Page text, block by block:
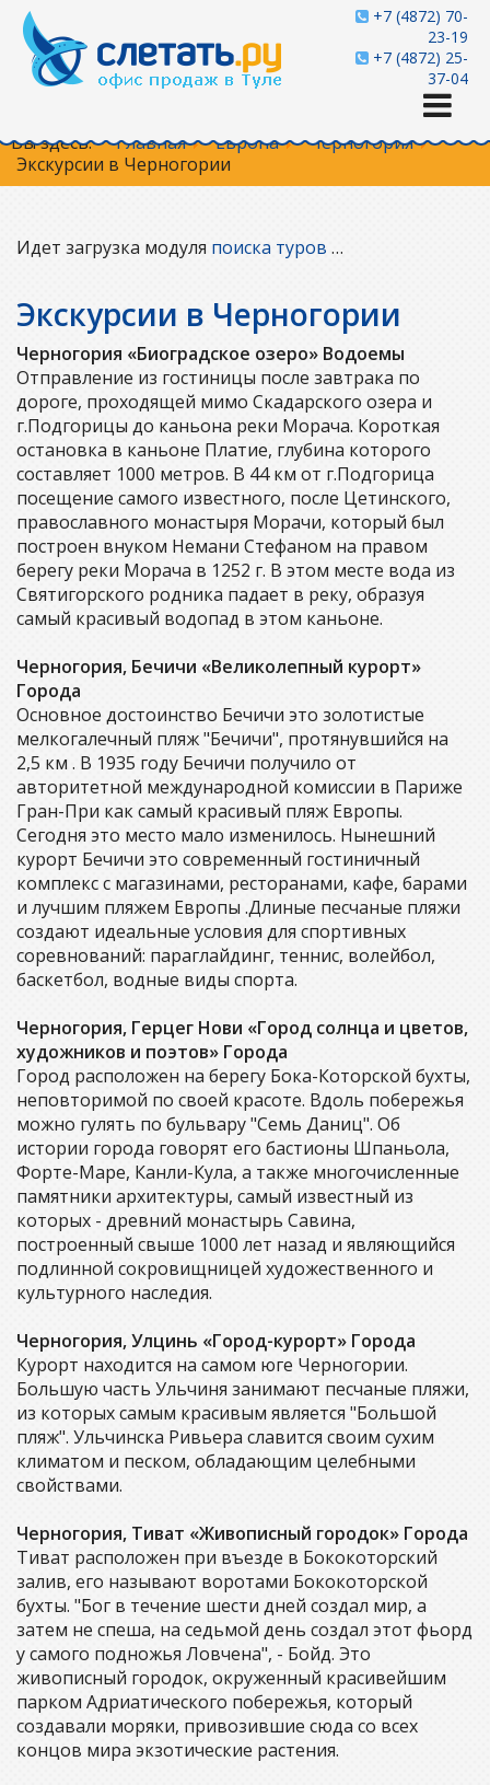
+7 (4872) 70-
23-19
+7 (4872) 25-
37-04
Вы здесь: Главная Европа
Черногория
Экскурсии в Черногории
Идет загрузка модуля поиска туров …
Экскурсии в Черногории
Черногория «Биоградское озеро» Водоемы
Отправление из гостиницы после завтрака по
дороге, проходящей мимо Скадарского озера и
г.Подгорицы до каньона реки Морача. Короткая
остановка в каньоне Платие, глубина которого
составляет 1000 метров. В 44 км от г.Подгорица
посещение самого известного, после Цетинского,
православного монастыря Морачи, который был
построен внуком Немани Стефаном на правом
берегу реки Морача в 1252 г. В этом месте вода из
Святигорского родника падает в реку, образуя
самый красивый водопад в этом каньоне.
Черногория, Бечичи «Великолепный курорт»
Города
Основное достоинство Бечичи это золотистые
мелкогалечный пляж "Бечичи", протянувшийся на
2,5 км . В 1935 году Бечичи получило от
авторитетной международной комиссии в Париже
Гран-При как самый красивый пляж Европы.
Сегодня это место мало изменилось. Нынешний
курорт Бечичи это современный гостиничный
комплекс с магазинами, ресторанами, кафе, барами
и лучшим пляжем Европы .Длиные песчаные пляжи
создают идеальные условия для спортивных
соревнований: параглайдинг, теннис, волейбол,
баскетбол, водные виды спорта.
Черногория, Герцег Нови «Город солнца и цветов,
художников и поэтов» Города
Город расположен на берегу Бока-Которской бухты,
неповторимой по своей красоте. Вдоль побережья
можно гулять по бульвару "Семь Даниц". Об
истории города говорят его бастионы Шпаньола,
Форте-Маре, Канли-Кула, а также многочисленные
памятники архитектуры, самый известный из
которых - древний монастырь Савина,
построенный свыше 1000 лет назад и являющийся
подлинной сокровищницей художественного и
культурного наследия.
Черногория, Улцинь «Город-курорт» Города
Курорт находится на самом юге Черногории.
Большую часть Ульчиня занимают песчаные пляжи,
из которых самым красивым является "Большой
пляж". Ульчинска Ривьера славится своим сухим
климатом и песком, обладающим целебными
свойствами.
Черногория, Тиват «Живописный городок» Города
Тиват расположен при въезде в Бококоторский
залив, его называют воротами Бококоторской
бухты. "Бог в течение шести дней создал мир, а
затем не спеша, на седьмой день создал этот фьорд
у самого подножья Ловчена", - Бойд. Это
живописный городок, окруженный красивейшим
парком Адриатического побережья, который
создавали моряки, привозившие сюда со всех
концов мира экзотические растения.